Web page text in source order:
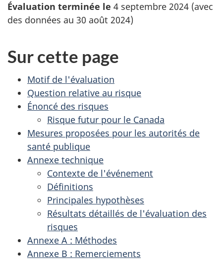
Évaluation terminée le 4 septembre 2024 (avec
des données au 30 août 2024)
Sur cette page
Motif de l'évaluation
Question relative au risque
Énoncé des risques
Risque futur pour le Canada
Mesures proposées pour les autorités de
santé publique
Annexe technique
Contexte de l'événement
Définitions
Principales hypothèses
Résultats détaillés de l'évaluation des
risques
Annexe A : Méthodes
Annexe B : Remerciements